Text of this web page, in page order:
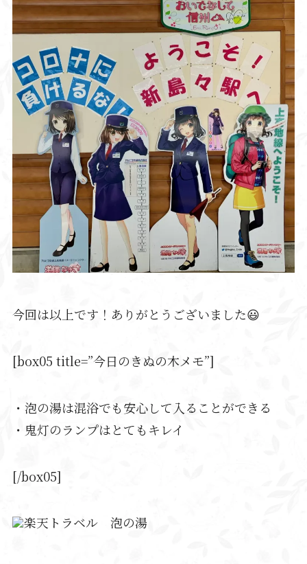
今回は以上です！ありがとうございました😃
[box05 title=”今日のきぬの木メモ”]
・泡の湯は混浴でも安心して入ることができる
・鬼灯のランプはとてもキレイ
[/box05]
楽天トラベル 泡の湯